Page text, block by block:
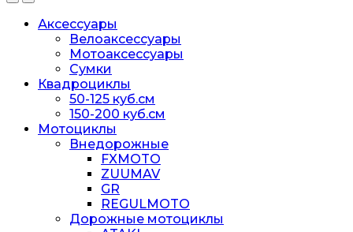
Аксессуары
Велоаксессуары
Мотоаксессуары
Сумки
Квадроциклы
50-125 куб.см
150-200 куб.см
Мотоциклы
Внедорожные
FXMOTO
ZUUMAV
GR
REGULMOTO
Дорожные мотоциклы